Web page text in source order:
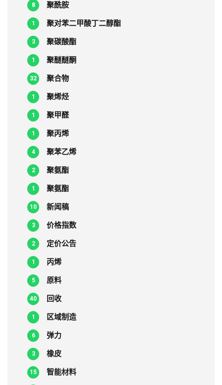
聚酰胺
8
聚对苯二甲酸丁二醇酯
1
聚碳酸酯
3
聚醚醚酮
1
聚合物
32
聚烯烃
1
聚甲醛
1
聚丙烯
1
聚苯乙烯
4
聚氨酯
2
聚氨酯
1
新闻稿
10
价格指数
3
定价公告
2
丙烯
1
原料
5
回收
40
区域制造
1
弹力
6
橡皮
3
智能材料
15